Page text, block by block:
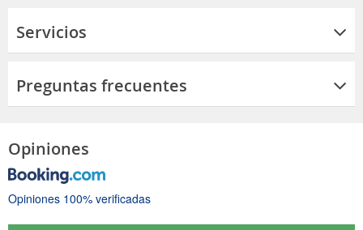
Servicios
Preguntas frecuentes
Opiniones
Opiniones 100% verificadas